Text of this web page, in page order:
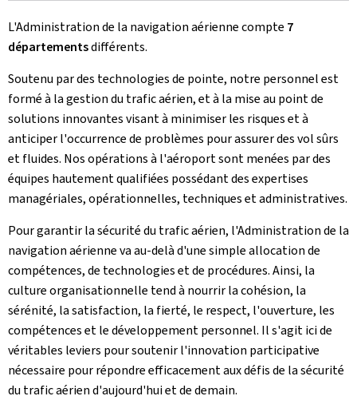
L'Administration de la navigation aérienne compte 7
départementsdifférents.
Soutenu par des technologies de pointe, notre personnel est
formé à la gestion du trafic aérien, et à la mise au point de
solutions innovantes visant à minimiser les risques et à
anticiper l'occurrence de problèmes pour assurer des vol sûrs
et fluides. Nos opérations à l'aéroport sont menées par des
équipes hautement qualifiées possédant des expertises
managériales, opérationnelles, techniques et administratives.
Pour garantir la sécurité du trafic aérien, l'Administration de la
navigation aérienne va au-delà d'une simple allocation de
compétences, de technologies et de procédures. Ainsi, la
culture organisationnelle tend à nourrir la cohésion, la
sérénité, la satisfaction, la fierté, le respect, l'ouverture, les
compétences et le développement personnel. Il s'agit ici de
véritables leviers pour soutenir l'innovation participative
nécessaire pour répondre efficacement aux défis de la sécurité
du trafic aérien d'aujourd'hui et de demain.